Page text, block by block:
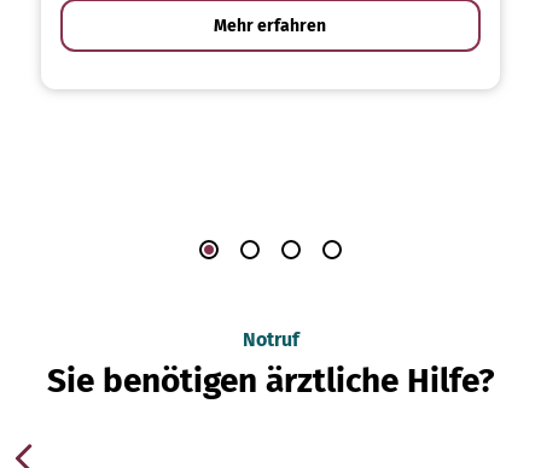
Mehr erfahren
Notruf
Sie benötigen ärztliche Hilfe?